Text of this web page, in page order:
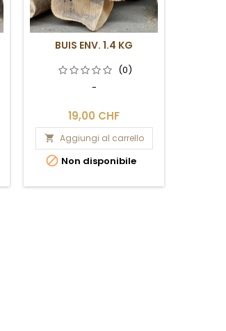
BUIS ENV. 1.4 KG
(0)
-
19,00 CHF
 Aggiungi al carrello
 Non disponibile